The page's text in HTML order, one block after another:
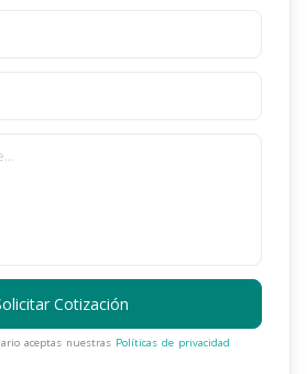
aceptas nuestras Políticas de privacidad
Cotización